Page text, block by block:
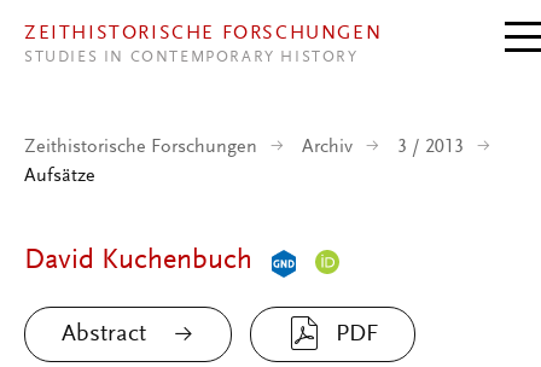
ZEITHISTORISCHE FORSCHUNGEN
STUDIES IN CONTEMPORARY HISTORY
Zeithistorische Forschungen Archiv
3 / 2013
Aufsätze
David Kuchenbuch
Abstract PDF